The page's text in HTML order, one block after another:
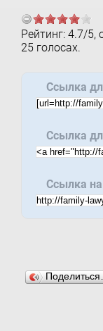
Рейтинг: 4.7/5,
25голосах.
Ссылка
Ссылка
Ссылка на